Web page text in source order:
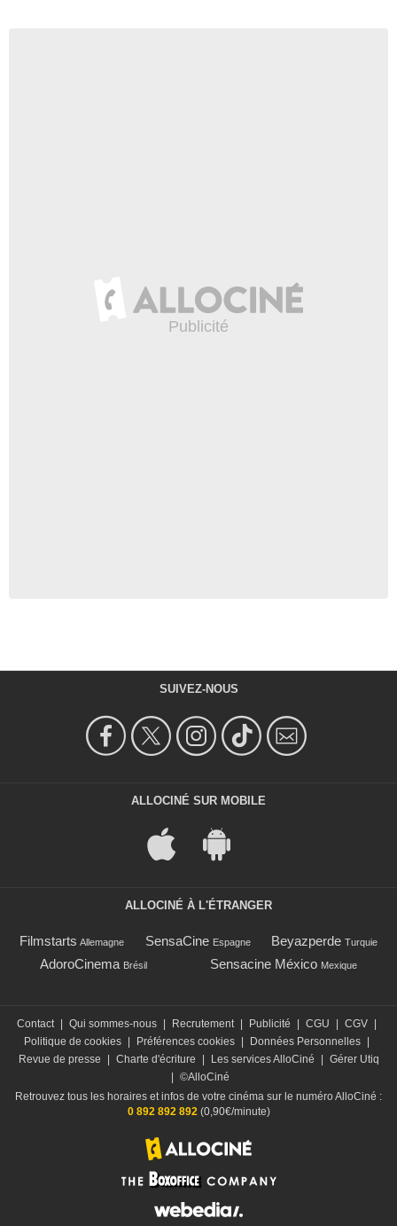
SUIVEZ-NOUS
ALLOCINÉ SUR MOBILE
ALLOCINÉ À L'ÉTRANGER
Filmstarts Allemagne SensaCine Espagne Beyazperde Turquie
AdoroCinema Brésil Sensacine México Mexique
Contact Qui sommes-nous Recrutement Publicité CGU CGV
Politique de cookies
Préférences cookies Données Personnelles
Revue de presse
Charte d'écriture Les services AlloCiné
Gérer Utiq
©AlloCiné
Retrouvez tous les horaires et infos de votre cinéma sur le numéro AlloCiné :
0 892 892 892(0,90€/minute)